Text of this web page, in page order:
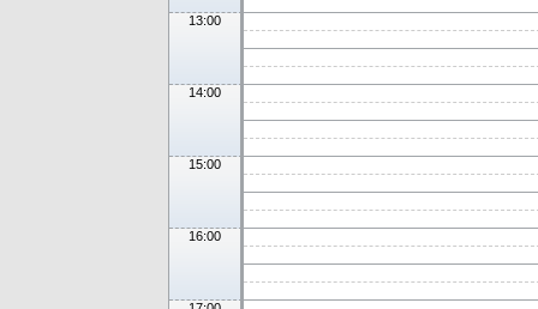
13:00
14:00
15:00
16:00